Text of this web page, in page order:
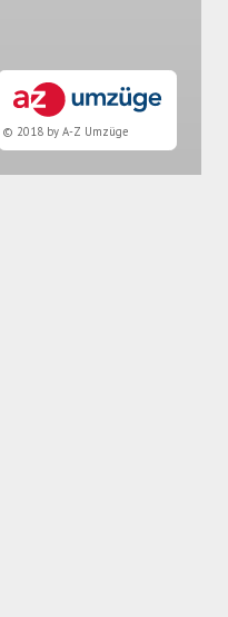
© 2018 by A-Z Umzüge